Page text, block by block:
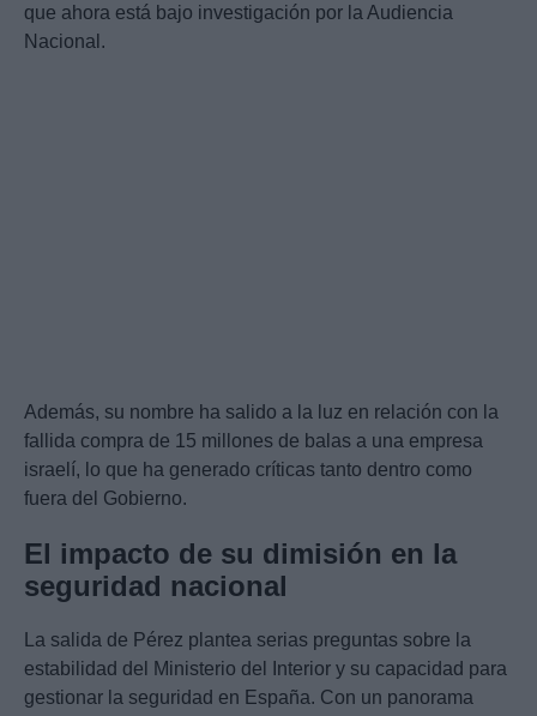
que ahora está bajo investigación por la Audiencia
Nacional.
Además, su nombre ha salido a la luz en relación con la
fallida compra de 15 millones de balas a una empresa
israelí, lo que ha generado críticas tanto dentro como
fuera del Gobierno.
El impacto de su dimisión en la
seguridad nacional
La salida de Pérez plantea serias preguntas sobre la
estabilidad del Ministerio del Interior y su capacidad para
gestionar la seguridad en España. Con un panorama